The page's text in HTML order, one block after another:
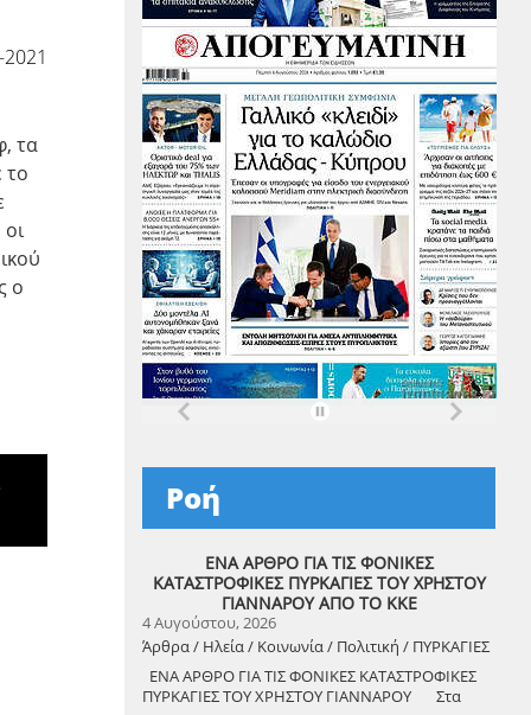
τα
το
ο
Ροή
ΕΝΑ ΑΡΘΡΟ ΓΙΑ ΤΙΣ ΦΟΝΙΚΕΣ
ΚΑΤΑΣΤΡΟΦΙΚΕΣ ΠΥΡΚΑΓΙΕΣ ΤΟΥ ΧΡΗΣΤΟΥ
ΓΙΑΝΝΑΡΟΥ ΑΠΟ ΤΟ ΚΚΕ
4 Αυγούστου, 2026
Άρθρα / Ηλεία / Κοινωνία / Πολιτική / ΠΥΡΚΑΓΙΕΣ
ΕΝΑ ΑΡΘΡΟ ΓΙΑ ΤΙΣ ΦΟΝΙΚΕΣ ΚΑΤΑΣΤΡΟΦΙΚΕΣ
ΠΥΡΚΑΓΙΕΣ ΤΟΥ ΧΡΗΣΤΟΥ ΓΙΑΝΝΑΡΟΥ Στα